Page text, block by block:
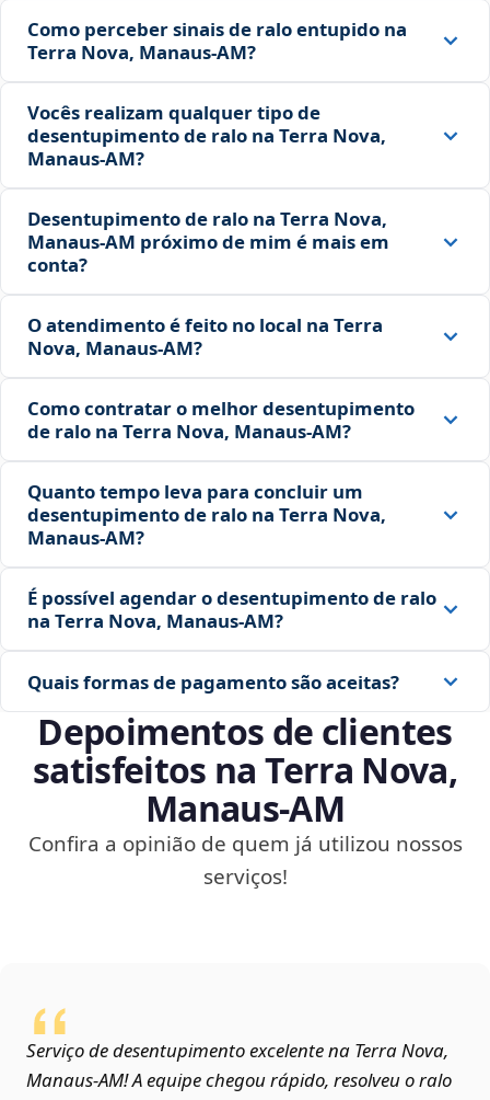
Como perceber sinais de ralo entupido na
Terra Nova, Manaus‑AM?
Vocês realizam qualquer tipo de
desentupimento de ralo na Terra Nova,
Manaus‑AM?
Desentupimento de ralo na Terra Nova,
Manaus‑AM próximo de mim é mais em
conta?
O atendimento é feito no local na Terra
Nova, Manaus‑AM?
Como contratar o melhor desentupimento
de ralo na Terra Nova, Manaus‑AM?
Quanto tempo leva para concluir um
desentupimento de ralo na Terra Nova,
Manaus‑AM?
É possível agendar o desentupimento de ralo
na Terra Nova, Manaus‑AM?
Quais formas de pagamento são aceitas?
Depoimentos de clientes
satisfeitos na Terra Nova,
Manaus‑AM
Confira a opinião de quem já utilizou nossos
serviços!
Serviço de desentupimento excelente na Terra Nova,
Manaus‑AM! A equipe chegou rápido, resolveu o ralo